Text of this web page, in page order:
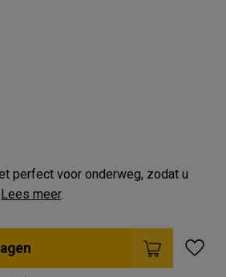
perfect voor onderweg, zodat u
Lees meer.